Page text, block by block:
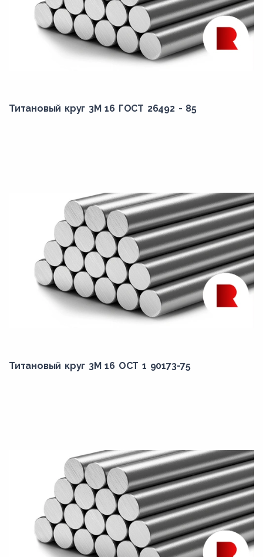
Титановый круг 3М 16 ГОСТ 26492 - 85
Титановый круг 3М 16 ОСТ 1 90173-75